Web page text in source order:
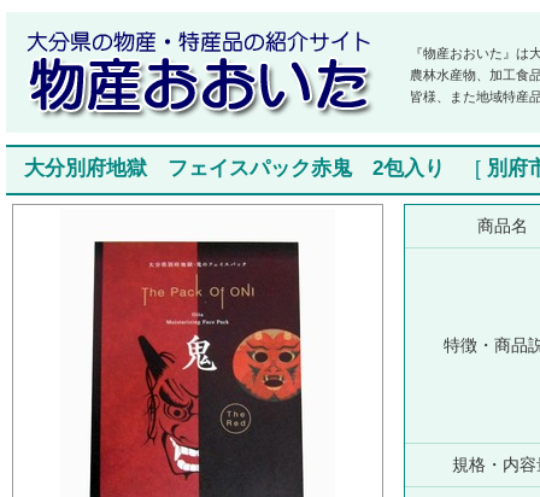
『物産おおいた』は
農林水産物、加工食
皆様、また地域特産
大分別府地獄 フェイスパック赤鬼 2包入り [ 別府
商品名
特徴・商品
規格・内容